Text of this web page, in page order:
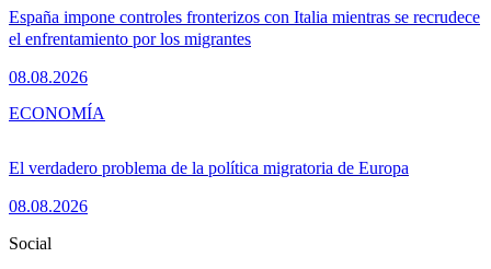
España impone controles fronterizos con Italia mientras se recrudece
el enfrentamiento por los migrantes
08.08.2026
El verdadero problema de la política migratoria de Europa
08.08.2026
ECONOMÍA
Social